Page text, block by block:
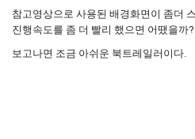
참고영상으로 사용된 배경화면이 좀더
진행속도를 좀 더 빨리 했으면 어땠을까?
보고나면 조금 아쉬운 북트레일러이다.